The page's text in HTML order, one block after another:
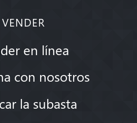
VENDER
en línea
con nosotros
la subasta